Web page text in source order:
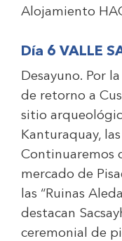
Alojamiento
Día 6 VALLE
Desayuno. Por
de retorno a
sitio
Kanturaquay,
Continuaremos
mercado de
las “Ruinas
destacan
ceremonial de